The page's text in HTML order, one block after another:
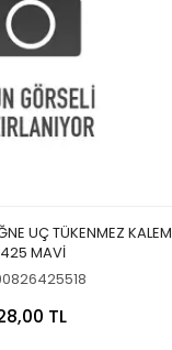
UÇ TÜKENMEZ KALEM
MAVİ
TL